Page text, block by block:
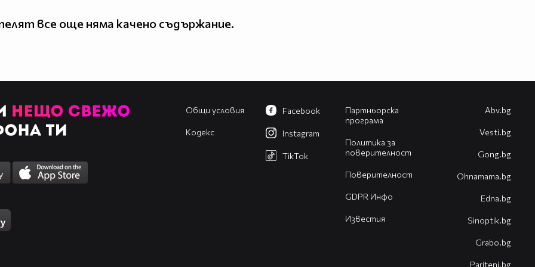
все още няма качено съдържание.
Общи условия
Кодекс
Партньорска
програма
Политика за
поверителност
Поверителност
GDPR Инфо
Известия
Facebook
Instagram
TikTok
Abv.bg
Vesti.bg
Gong.bg
Оhnamama.bg
Edna.bg
Sinoptik.bg
Grabo.bg
Pariteni.bg